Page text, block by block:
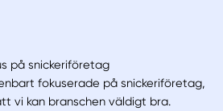
på snickeriföretag
fokuserade på snickeriföretag,
vi kan branschen väldigt bra.